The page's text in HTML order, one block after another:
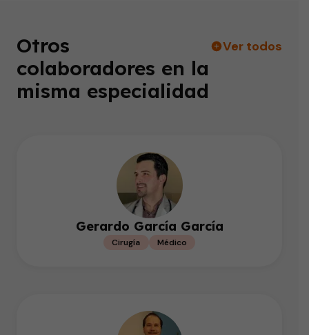
Otros
colaboradores en la
misma especialidad
Ver todos
Gerardo García García
Cirugía Médico